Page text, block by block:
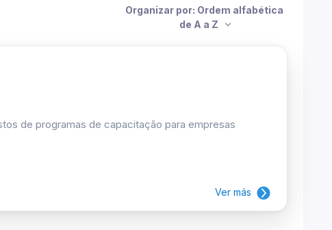
Organizar por: Ordem alfabética
de A a Z
de programas de capacitação para empresas
Ver más